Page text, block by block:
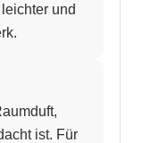
und
ist. Für